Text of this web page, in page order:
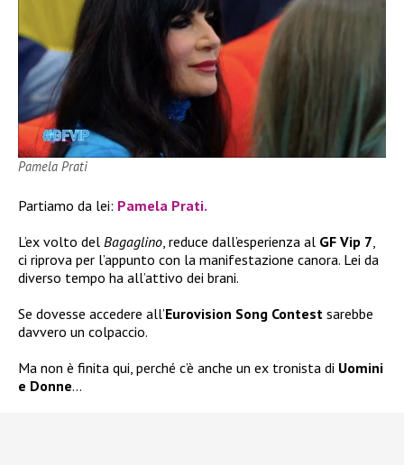
Pamela Prati
Partiamo da lei: Pamela Prati.
L’ex volto del Bagaglino , reduce dall’esperienza al GF Vip 7
ci riprova per l’appunto con la manifestazione canora. Lei da
diverso tempo ha all’attivo dei brani.
Se dovesse accedere all’Eurovision Song Contest sarebbe
davvero un colpaccio.
Ma non è finita qui, perché c’è anche un ex tronista di Uomini
e Donne…